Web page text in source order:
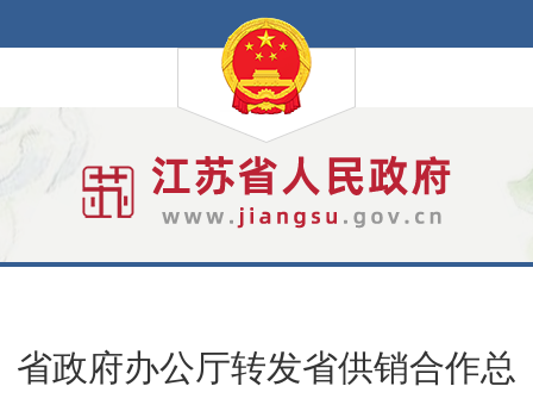
省政府办公厅转发省供销合作总